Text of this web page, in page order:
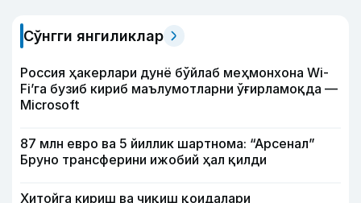
Сўнгги янгиликлар
Россия ҳакерлари дунё бўйлаб меҳмонхона Wi-
Fi’га бузиб кириб маълумотларни ўғирламоқда —
Microsoft
87 млн евро ва 5 йиллик шартнома: “Арсенал”
Бруно трансферини ижобий ҳал қилди
Хитойга кириш ва чиқиш қоидалари